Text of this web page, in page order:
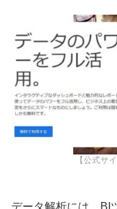
【公式サ